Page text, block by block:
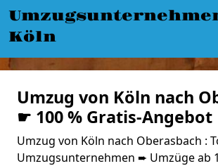
Köln
Umzug von Köln nach
☛ 100 % Gratis-Angebot
Umzug von Köln nach Oberasbach :
Umzugsunternehmen ➨ Umzüge ab